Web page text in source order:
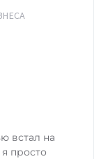
встал на
просто